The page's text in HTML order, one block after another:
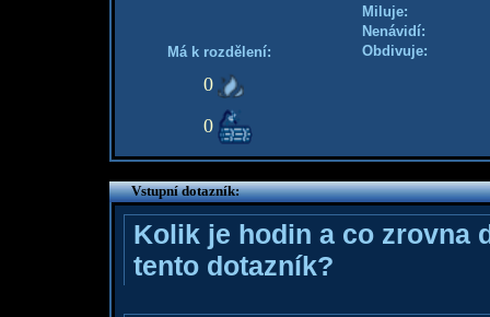
Má k rozdělení:
0
0
Miluje:
Nenávidí:
Obdivuje:
Vstupní dotazník:
Kolik je hodin a co zrovna
tento dotazník?